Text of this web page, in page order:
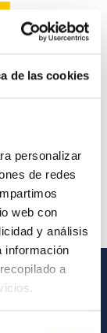
de las cookies
personalizar
de redes
web con
y análisis
información
a